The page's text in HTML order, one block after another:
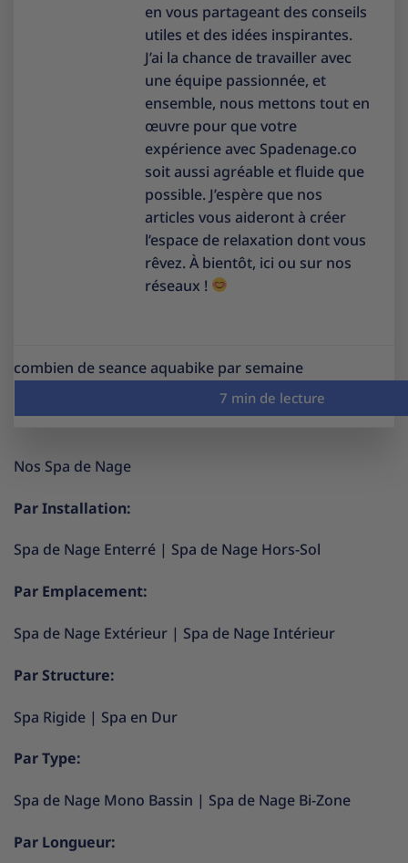
en vous partageant des conseils
utiles et des idées inspirantes.
J’ai la chance de travailler avec
une équipe passionnée, et
ensemble, nous mettons tout en
œuvre pour que votre
expérience avec Spadenage.co
soit aussi agréable et fluide que
possible. J’espère que nos
articles vous aideront à créer
l’espace de relaxation dont vous
rêvez. À bientôt, ici ou sur nos
réseaux !
combien de seance aquabike par semaine
Nos Spa de Nage
Par Installation:
Spa de Nage Enterré | Spa de Nage Hors-Sol
Par Emplacement:
Spa de Nage Extérieur | Spa de Nage Intérieur
Par Structure:
Spa Rigide | Spa en Dur
Par Type:
Spa de Nage Mono Bassin | Spa de Nage Bi-Zone
Par Longueur: